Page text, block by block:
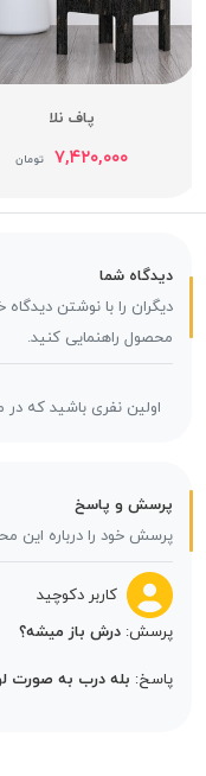
پاف نلا
۷,۴۲۰,۰۰۰ تومان
دیدگاه شما
دیگران را با نوشتن دیدگاه
محصول راهنمایی کنید.
اولین نفری باشید که
پرسش و پاسخ
پرسش خود را درباره این
کاربر دکوچید
پرسش: درش باز میشه؟
پاسخ: بله درب به صورت